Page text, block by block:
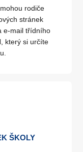
rodiče
stránek
e-mail třídního
který si určíte
ŠKOLY